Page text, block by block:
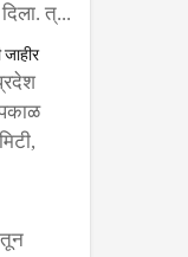
त्...